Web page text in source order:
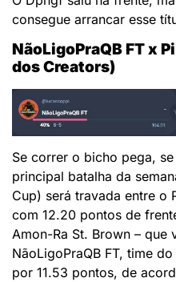
consegue arrancar esse
NãoLigoPraQB FT x
dos Creators)
Se correr o bicho pega,
principal batalha da
Cup) será travada entre o
com 12.20 pontos de
Amon-Ra St. Brown –
NãoLigoPraQB FT, time
por 11.53 pontos, de